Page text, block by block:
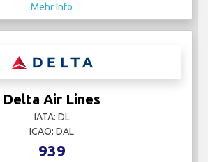
Mehr Info
Delta Air Lines
IATA: DL
ICAO: DAL
939